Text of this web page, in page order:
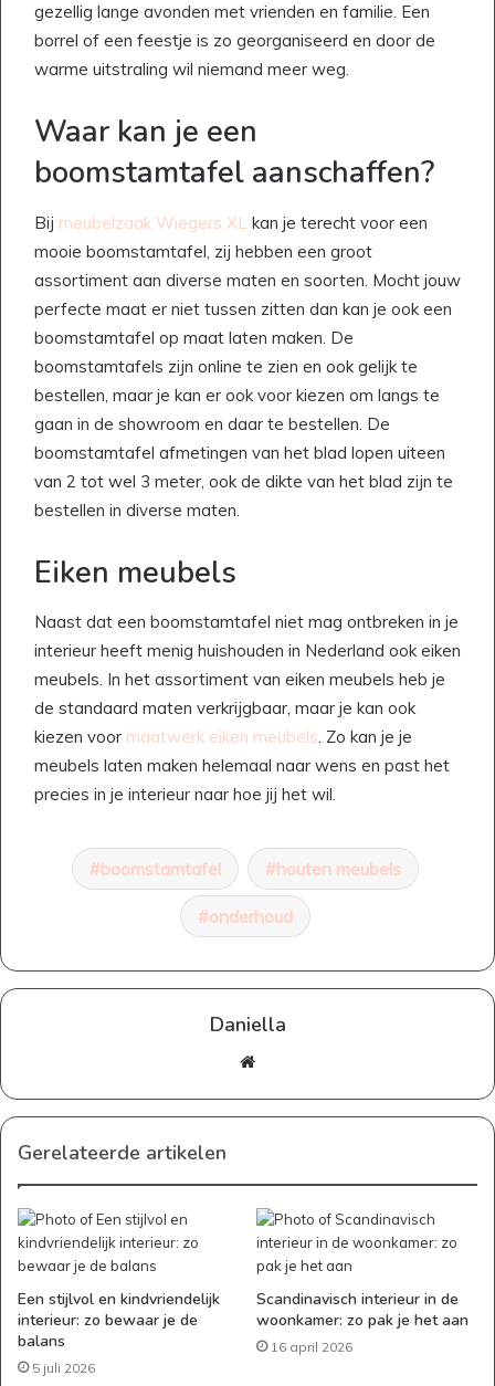
gezellig lange avonden met vrienden en familie. Een
borrel of een feestje is zo georganiseerd en door de
warme uitstraling wil niemand meer weg.
Waar kan je een
boomstamtafel aanschaffen?
Bij meubelzaak Wiegers XL kan je terecht voor een
mooie boomstamtafel, zij hebben een groot
assortiment aan diverse maten en soorten. Mocht jouw
perfecte maat er niet tussen zitten dan kan je ook een
boomstamtafel op maat laten maken. De
boomstamtafels zijn online te zien en ook gelijk te
bestellen, maar je kan er ook voor kiezen om langs te
gaan in de showroom en daar te bestellen. De
boomstamtafel afmetingen van het blad lopen uiteen
van 2 tot wel 3 meter, ook de dikte van het blad zijn te
bestellen in diverse maten.
Eiken meubels
Naast dat een boomstamtafel niet mag ontbreken in je
interieur heeft menig huishouden in Nederland ook eiken
meubels. In het assortiment van eiken meubels heb je
de standaard maten verkrijgbaar, maar je kan ook
kiezen voor maatwerk eiken meubels. Zo kan je je
meubels laten maken helemaal naar wens en past het
precies in je interieur naar hoe jij het wil.
boomstamtafel houten meubels
onderhoud
Daniella
Website
Gerelateerde artikelen
Een stijlvol en kindvriendelijk
interieur: zo bewaar je de
balans
5 juli 2026
Scandinavisch interieur in de
woonkamer: zo pak je het aan
16 april 2026